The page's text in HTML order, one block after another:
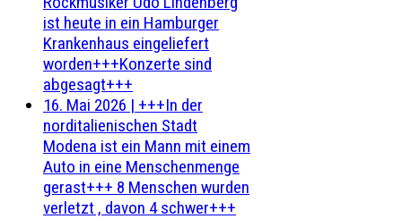
ist heute in ein Hamburger
Krankenhaus eingeliefert
worden+++Konzerte sind
abgesagt+++
16. Mai 2026 | +++In der
norditalienischen Stadt
Modena ist ein Mann mit einem
Auto in eine Menschenmenge
gerast+++ 8 Menschen wurden
verletzt , davon 4 schwer+++